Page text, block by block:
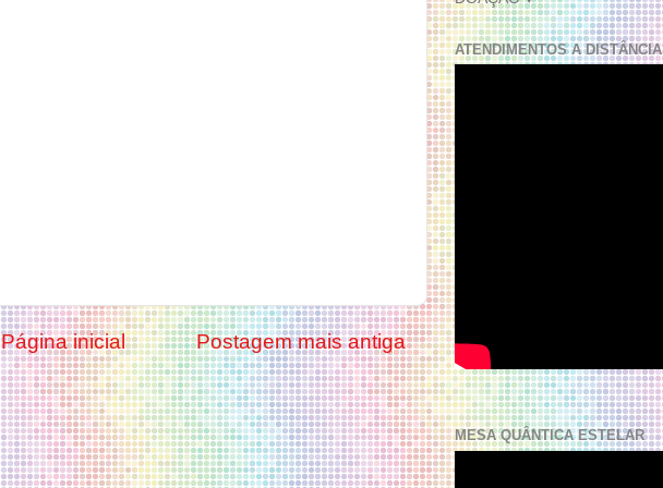
Postagem mais antiga
Página inicial
ATENDIMENTOS A DISTÂNCIA
MESA QUÂNTICA ESTELAR